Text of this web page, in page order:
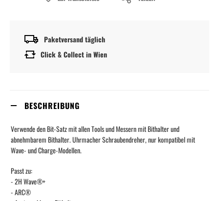
Paketversand täglich
Click & Collect in Wien
BESCHREIBUNG
Verwende den Bit-Satz mit allen Tools und Messern mit Bithalter und
abnehmbarem Bithalter. Uhrmacher Schraubendreher, nur kompatibel mit
Wave- und Charge-Modellen.
Passt zu:
- 2H Wave®+
- ARC®